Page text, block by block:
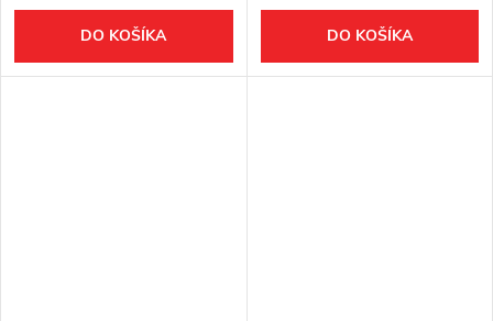
DO KOŠÍKA DO KOŠÍKA